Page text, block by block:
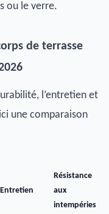
ou le verre.
de terrasse
l’entretien et
une comparaison
Entretien
Résistance
aux
intempéries